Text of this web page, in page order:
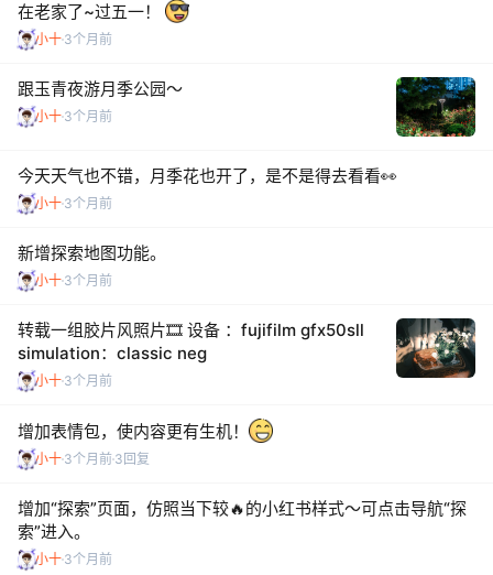
在老家了~过五一！
小十 3个月前
跟玉青夜游月季公园～
小十 3个月前
今天天气也不错，月季花也开了，是不是得去看看👀
小十 3个月前
新增探索地图功能。
小十 3个月前
转载一组胶片风照片🎞️ 设备 ：fujifilm gfx50sll
simulation：classic neg
小十 3个月前
增加表情包，使内容更有生机！
小十 3个月前 3回复
增加“探索”页面，仿照当下较🔥的小红书样式～可点击导航“探
索”进入。
小十 3个月前